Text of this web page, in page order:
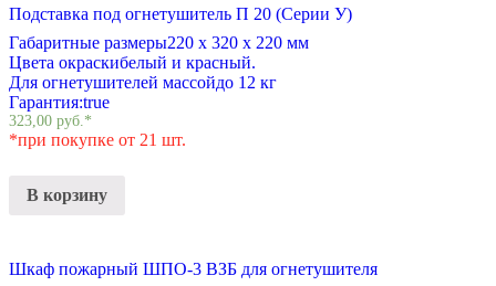
Подставка под огнетушитель П 20 (Серии У)
Габаритные размеры220 х 320 х 220 мм
Цвета окраскибелый и красный.
Для огнетушителей массойдо 12 кг
Гарантия:true
323,00 руб. *
*при покупке от 21 шт.
В корзину
Шкаф пожарный ШПО-3 ВЗБ для огнетушителя